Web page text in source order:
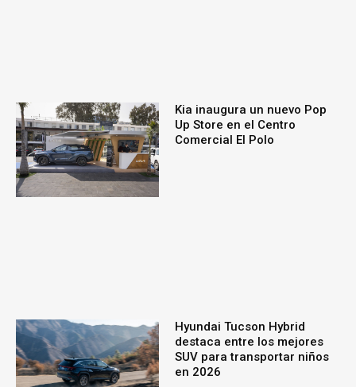
Kia inaugura un nuevo Pop
Up Store en el Centro
Comercial El Polo
Hyundai Tucson Hybrid
destaca entre los mejores
SUV para transportar niños
en 2026